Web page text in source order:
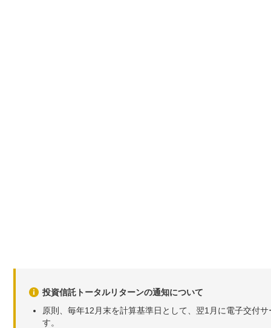
投資信託トータルリターンの通知について
原則、毎年12月末を計算基準日として、翌1月に電子交付
す。